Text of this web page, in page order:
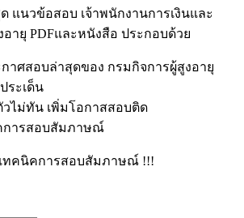
แนวข้อสอบ เจ้าพนักงานการเงินและ
ายุ PDFและหนังสือ ประกอบด้วย
าศสอบล่าสุดของ กรมกิจการผู้สูงอายุ
ระเด็น
ไม่ทัน เพิ่มโอกาสสอบติด
การสอบสัมภาษณ์
ทคนิคการสอบสัมภาษณ์ !!!